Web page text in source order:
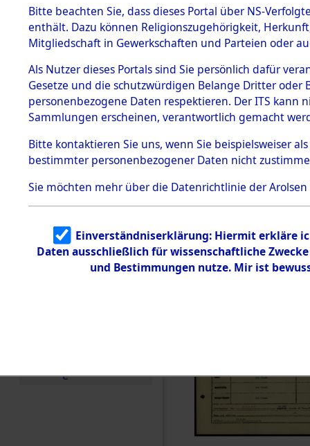
BESTÄNDE
1.
mente
5. Verschiedenes
5.3
Todesmärsche
5.3.1 Alliierte
Erhebungen
zu
Todesmärsch
en
5.3.2
Identifizierun
g
5.3.3
Todesmärsch
e
Dead -
Branch -
0075
Bitte beachten Sie, dass dieses Portal über NS-
enthält. Dazu können Religionszugehörigkeit,
Mitgliedschaft in Gewerkschaften und Parteien oder
Als Nutzer dieses Portals sind Sie persönlich dafür
Gesetze und die schutzwürdigen Belange Dritter
personenbezogene Daten respektieren. Der ITS
Sammlungen erscheinen, verantwortlich gemacht
Bitte kontaktieren Sie uns, wenn Sie beispielsweiser
bestimmter personenbezogener Daten nicht
Sie möchten mehr über die Datenrichtlinie der Arolsen
Einverständniserklärung: Hiermit erkläre
Daten ausschließlich für wissenschaftliche
und Bestimmungen nutze. Mir ist